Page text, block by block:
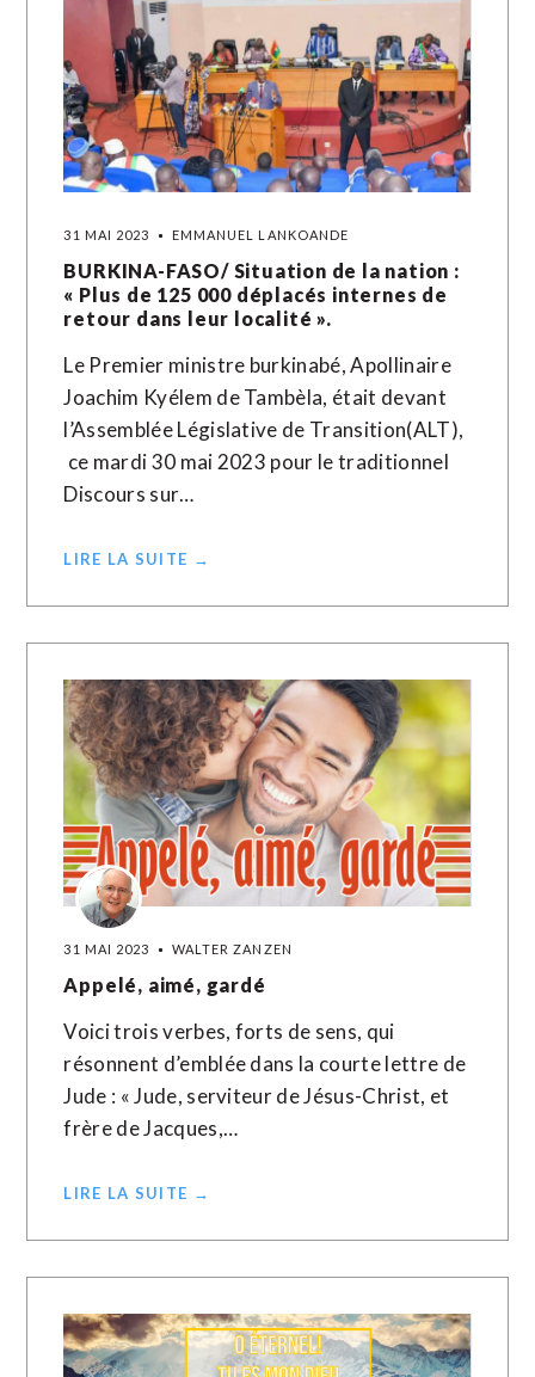
31 MAI 2023 EMMANUEL LANKOANDE
BURKINA-FASO/ Situation de la nation :
« Plus de 125 000 déplacés internes de
retour dans leur localité ».
Le Premier ministre burkinabé, Apollinaire
Joachim Kyélem de Tambèla, était devant
l’Assemblée Législative de Transition(ALT),
ce mardi 30 mai 2023 pour le traditionnel
Discours sur…
LIRE LA SUITE →
31 MAI 2023 WALTER ZANZEN
Appelé, aimé, gardé
Voici trois verbes, forts de sens, qui
résonnent d’emblée dans la courte lettre de
Jude : « Jude, serviteur de Jésus-Christ, et
frère de Jacques,…
LIRE LA SUITE →